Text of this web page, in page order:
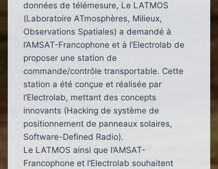
données de télémesure, Le LATMOS
(Laboratoire ATmosphères, Milieux,
Observations Spatiales) a demandé à
l’AMSAT-Francophone et à l’Electrolab de
proposer une station de
commande/contrôle transportable. Cette
station a été conçue et réalisée par
l’Electrolab, mettant des concepts
innovants (Hacking de système de
positionnement de panneaux solaires,
Software-Defined Radio).
Le LATMOS ainsi que l’AMSAT-
Francophone et l’Electrolab souhaitent